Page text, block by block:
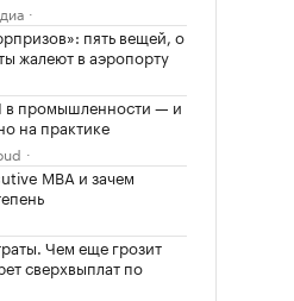
пять вещей, о
жалеют в аэропорту
в промышленности — и
на практике
MBA и зачем
Чем еще грозит
сверхвыплат по